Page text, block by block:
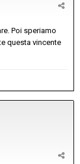
Poi speriamo
questa vincente